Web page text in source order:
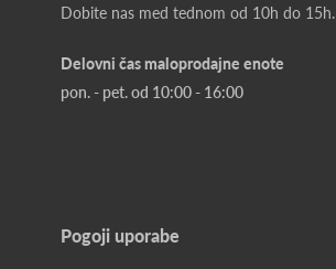
Dobite nas med tednom od 10h do 15h.
Delovni čas maloprodajne enote
pon. - pet. od 10:00 - 16:00
Pogoji uporabe